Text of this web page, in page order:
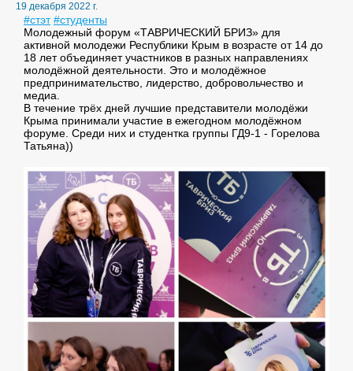
19 декабря 2022 г.
#стэт #студенты
Молодежный форум «ТАВРИЧЕСКИЙ БРИЗ» для
активной молодежи Республики Крым в возрасте от 14 до
18 лет объединяет участников в разных направлениях
молодёжной деятельности. Это и молодёжное
предпринимательство, лидерство, добровольчество и
медиа.
В течение трёх дней лучшие представители молодёжи
Крыма принимали участие в ежегодном молодёжном
форуме. Среди них и студентка группы ГД9-1 - Горелова
Татьяна))